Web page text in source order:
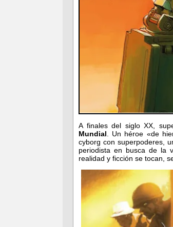
A finales del siglo XX,
Mundial . Un héroe «de
cyborg con superpoderes,
periodista en busca de la
realidad y ficción se tocan,